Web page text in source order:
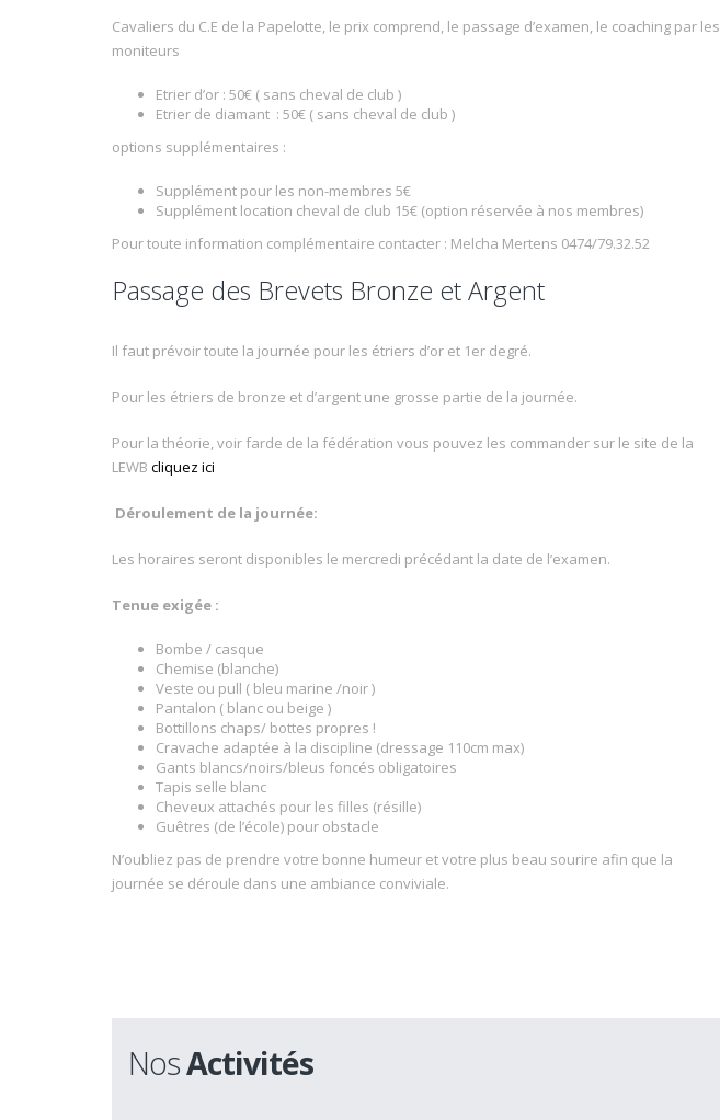
Cavaliers du C.E de la Papelotte, le prix comprend, le passage d’examen, le coaching par les
moniteurs
Etrier d’or : 50€ ( sans cheval de club )
Etrier de diamant : 50€ ( sans cheval de club )
options supplémentaires :
Supplément pour les non-membres 5€
Supplément location cheval de club 15€ (option réservée à nos membres)
Pour toute information complémentaire contacter : Melcha Mertens 0474/79.32.52
Passage des Brevets Bronze et Argent
Il faut prévoir toute la journée pour les étriers d’or et 1er degré.
Pour les étriers de bronze et d’argent une grosse partie de la journée.
Pour la théorie, voir farde de la fédération vous pouvez les commander sur le site de la
LEWB cliquez ici
Déroulement de la journée:
Les horaires seront disponibles le mercredi précédant la date de l’examen.
Tenue exigée :
Bombe / casque
Chemise (blanche)
Veste ou pull ( bleu marine /noir )
Pantalon ( blanc ou beige )
Bottillons chaps/ bottes propres !
Cravache adaptée à la discipline (dressage 110cm max)
Gants blancs/noirs/bleus foncés obligatoires
Tapis selle blanc
Cheveux attachés pour les filles (résille)
Guêtres (de l’école) pour obstacle
N’oubliez pas de prendre votre bonne humeur et votre plus beau sourire afin que la
journée se déroule dans une ambiance conviviale.
NosActivités